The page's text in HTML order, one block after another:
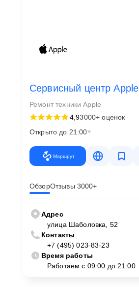
Сервисный центр Apple
Ремонт техники Apple
4,93000+ оценок
Открыто до 21:00
Маршрут
ОбзорОтзывы 3000+
Адрес
улица Шаболовка, 52
Контакты
+7 (495) 023-83-23
Время работы
Работаем с 09:00 до 21:00